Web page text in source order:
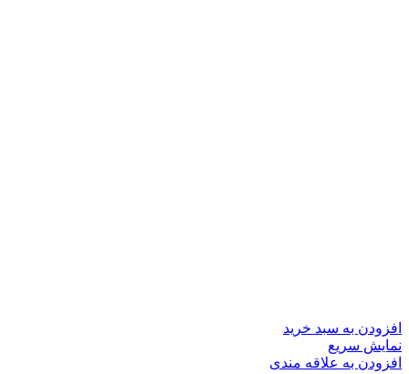
افزودن به سبد خرید
نمایش سریع
افزودن به علاقه مندی